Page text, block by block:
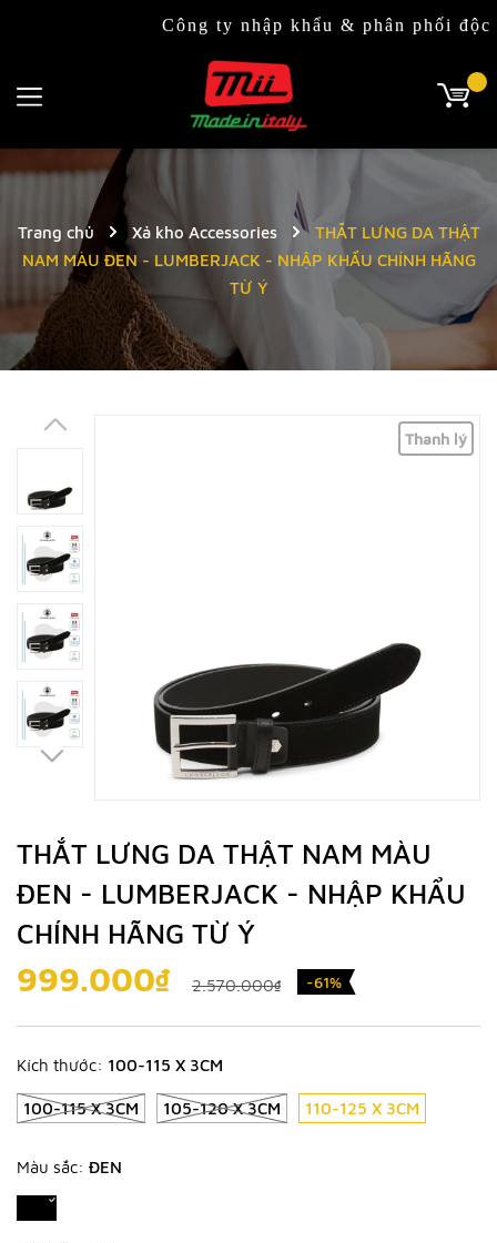
Công ty nhập khẩu & phân phối độc
Trang chủ Xả kho Accessories
THẮT LƯNG DA THẬT
NAM MÀU ĐEN - LUMBERJACK - NHẬP KHẨU CHÍNH HÃNG
TỪ Ý
Thanh lý
THẮT LƯNG DA THẬT NAM MÀU
ĐEN - LUMBERJACK - NHẬP KHẨU
CHÍNH HÃNG TỪ Ý
999.000₫ 2.570.000₫ -61%
Kích thước: 100-115 X 3CM
100-115 X 3CM 105-120 X 3CM 110-125 X 3CM
Màu sắc: ĐEN